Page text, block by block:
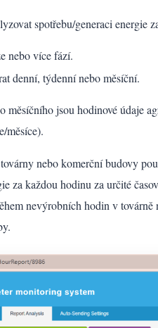
spotřebu/generaci energie
nebo více fází.
denní, týdenní nebo měsíční.
měsíčního jsou hodinové údaje
měsíce).
nebo komerční budovy
za každou hodinu za určité
nevýrobních hodin v